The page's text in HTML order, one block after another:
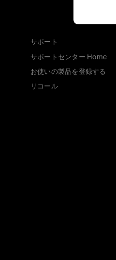
サポート
サポートセンター Home
お使いの製品を登録する
リコール